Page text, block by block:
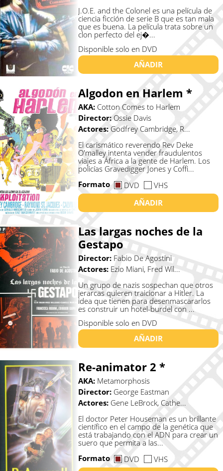
J.O.E. and the Colonel es una película de
ciencia ficción de serie B que es tan mala
que es buena. La película trata sobre un
clon perfecto del ej�...
Disponible solo en DVD
AÑADIR
Algodon en Harlem *
AKA: Cotton Comes to Harlem
Director: Ossie Davis
Actores:Godfrey Cambridge, R...
El carismático reverendo Rev Deke
O'malley intenta vender fraudulentos
viajes a África a la gente de Harlem. Los
policías Gravedigger Jones y Coffi...
Formato
DVD
VHS
AÑADIR
Las largas noches de la
Gestapo
Director: Fabio De Agostini
Actores: Ezio Miani, Fred Wil...
Un grupo de nazis sospechan que otros
jerarcas quieren traicionar a Hitler. La
idea que tienen para desenmascararlos
es construir un hotel-burdel con ...
Disponible solo en DVD
AÑADIR
Re-animator 2 *
AKA: Metamorphosis
Director: George Eastman
Actores: Gene LeBrock, Cathe...
El doctor Peter Houseman es un brillante
científico en el campo de la genética que
está trabajando con el ADN para crear un
suero que permita a las...
Formato
DVD
VHS